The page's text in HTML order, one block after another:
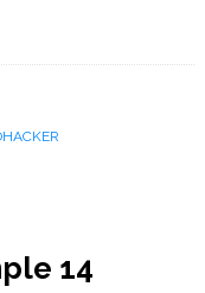
14